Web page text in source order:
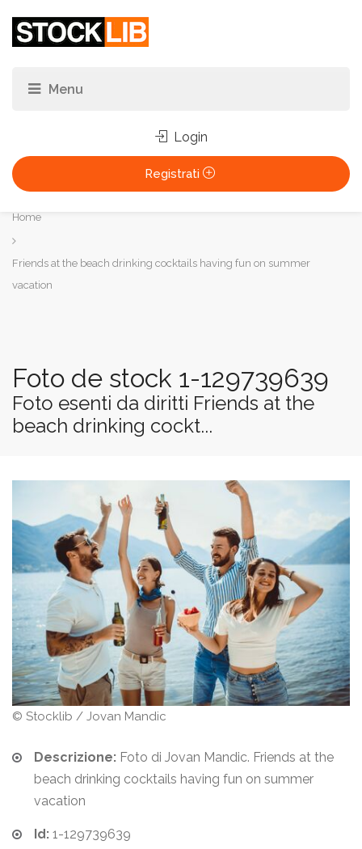
Login
Registrati
Tu
sei
qui:
Home
Friends at the beach drinking cocktails having fun on summer
vacation
Foto de stock 1-129739639
Foto esenti da diritti Friends at the
beach drinking cockt...
© Stocklib / Jovan Mandic
Descrizione: Foto di Jovan Mandic. Friends at the
beach drinking cocktails having fun on summer
vacation
Id: 1-129739639